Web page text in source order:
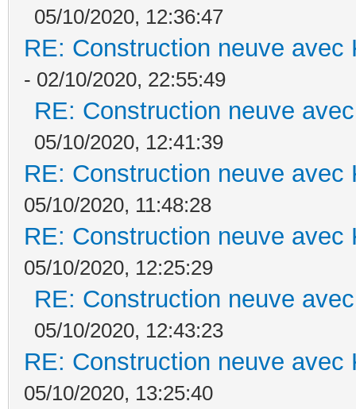
05/10/2020, 12:36:47
RE: Construction neuve avec
- 02/10/2020, 22:55:49
RE: Construction neuve
05/10/2020, 12:41:39
RE: Construction neuve avec
05/10/2020, 11:48:28
RE: Construction neuve avec
05/10/2020, 12:25:29
RE: Construction neuve
05/10/2020, 12:43:23
RE: Construction neuve avec
05/10/2020, 13:25:40